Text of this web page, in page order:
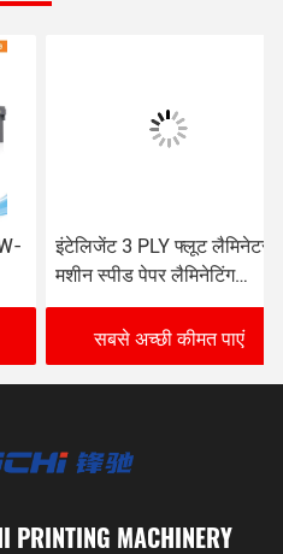
इंटेलिजेंट 3 PLY फ्लूट लैमिनेटर
मशीन स्पीड पेपर लैमिनेटिंग
Fengchi GW-1700L
सबसे अच्छी कीमत पाएं
PRINTING MACHINERY